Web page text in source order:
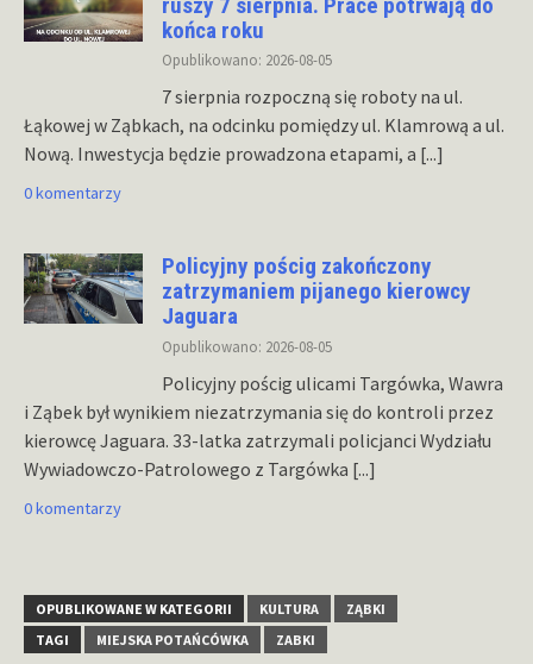
końca roku
Opublikowano: 2026-08-05
7 sierpnia rozpoczną się roboty na ul.
Łąkowej w Ząbkach, na odcinku pomiędzy ul. Klamrową a ul.
Nową. Inwestycja będzie prowadzona etapami, a [...]
0 komentarzy
Policyjny pościg zakończony
zatrzymaniem pijanego kierowcy
Jaguara
Opublikowano: 2026-08-05
Policyjny pościg ulicami Targówka, Wawra
i Ząbek był wynikiem niezatrzymania się do kontroli przez
kierowcę Jaguara. 33-latka zatrzymali policjanci Wydziału
Wywiadowczo-Patrolowego z Targówka [...]
0 komentarzy
OPUBLIKOWANE W KATEGORII KULTURA
ZĄBKI
TAGI
MIEJSKA POTAŃCÓWKA ZABKI